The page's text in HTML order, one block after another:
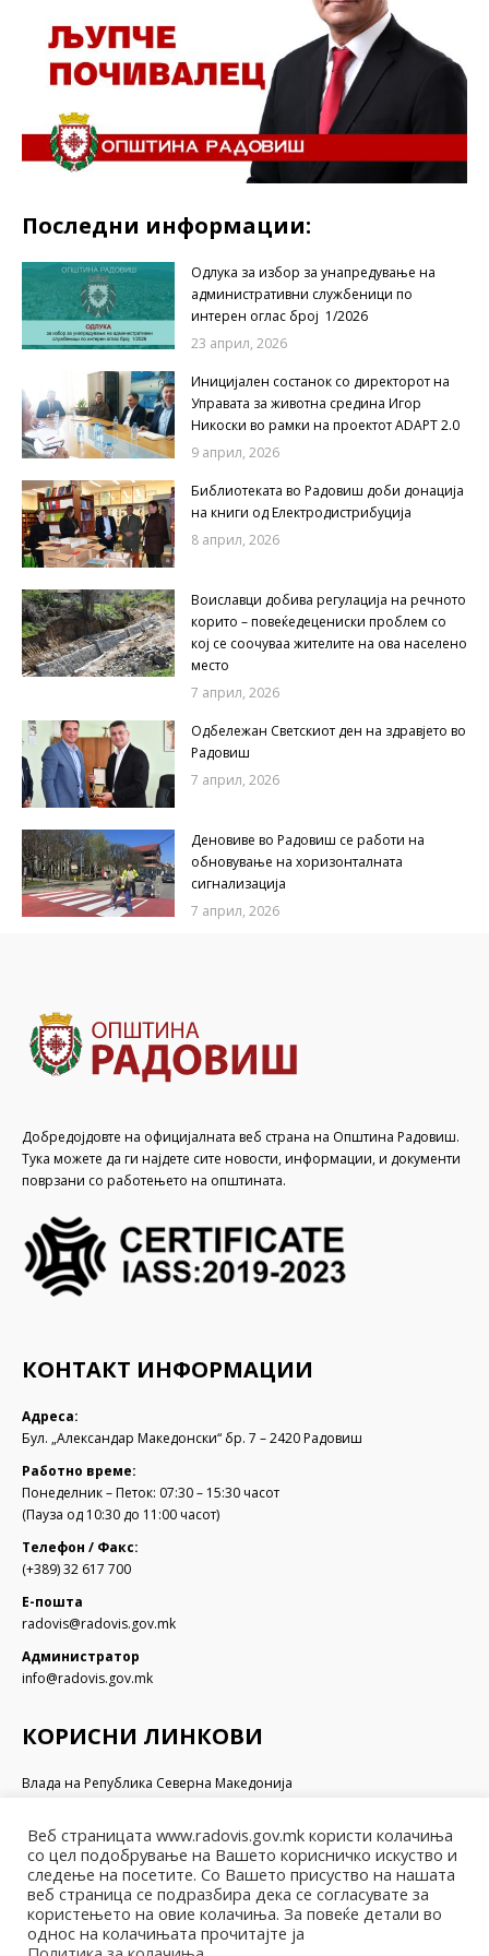
Последни информации:
Одлука за избор за унапредување на
административни службеници по
интерен оглас број 1/2026
23 април, 2026
Иницијален состанок со директорот на
Управата за животна средина Игор
Никоски во рамки на проектот ADAPT 2.0
9 април, 2026
Библиотеката во Радовиш доби донација
на книги од Електродистрибуција
8 април, 2026
Воиславци добива регулација на речното
корито – повеќедецениски проблем со
кој се соочуваа жителите на ова населено
место
7 април, 2026
Одбележан Светскиот ден на здравјето во
Радовиш
7 април, 2026
Деновиве во Радовиш се работи на
обновување на хоризонталната
сигнализација
7 април, 2026
Добредојдовте на официјалната веб страна на Општина Радовиш.
Тука можете да ги најдете сите новости, информации, и документи
поврзани со работењето на општината.
КОНТАКТ ИНФОРМАЦИИ
Адреса:
Бул. „Александар Македонски“ бр. 7 – 2420 Радовиш
Работно време:
Понеделник – Петок: 07:30 – 15:30 часот
(Пауза од 10:30 до 11:00 часот)
Телефон / Факс:
(+389) 32 617 700
Е-пошта
radovis@radovis.gov.mk
Администратор
info@radovis.gov.mk
КОРИСНИ ЛИНКОВИ
Влада на Република Северна Македонија
Министерство за финансии
Министерство за транспорт и врски
Министерство за локална самоуправа
Министерство за информатичко општество и администрација
Министерство за образование и наука
Веб страницата www.radovis.gov.mk користи колачиња
со цел подобрување на Вашето корисничко искуство и
следење на посетите. Со Вашето присуство на нашата
веб страница се подразбира дека се согласувате за
користењето на овие колачиња. За повеќе детали во
однос на колачињата прочитајте ја